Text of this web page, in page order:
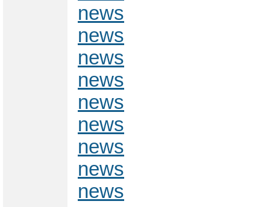
news
news
news
news
news
news
news
news
news